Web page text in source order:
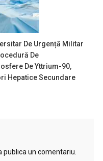
De Urgență Militar
De
De Yttrium-90,
Hepatice Secundare
publica un comentariu.